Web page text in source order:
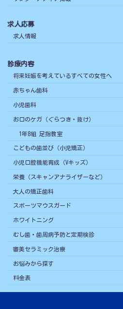
求人応募
求人情報
診療内容
将来妊娠を考えているすべての女性へ
赤ちゃん歯科
小児歯科
お口のケガ（ぐらつき・抜け）
1年8組 足指教室
こどもの歯並び（小児矯正）
小児口腔機能育成（Vキッズ）
栄養（スキャンアナライザーなど）
大人の矯正歯科
スポーツマウスガード
ホワイトニング
むし歯・歯周病予防と定期検診
審美セラミック治療
お悩みから探す
料金表